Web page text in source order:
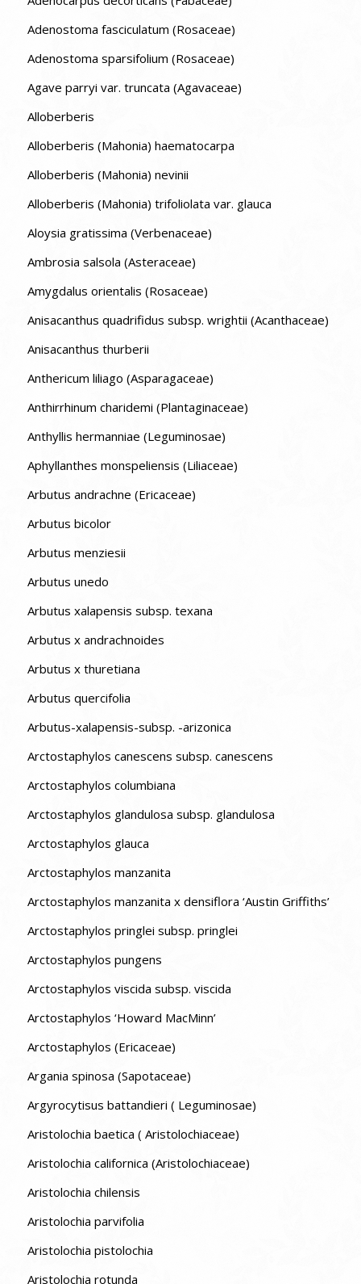
Adenostoma fasciculatum (Rosaceae)
Adenostoma sparsifolium (Rosaceae)
Agave parryi var. truncata (Agavaceae)
Alloberberis
Alloberberis (Mahonia) haematocarpa
Alloberberis (Mahonia) nevinii
Alloberberis (Mahonia) trifoliolata var. glauca
Aloysia gratissima (Verbenaceae)
Ambrosia salsola (Asteraceae)
Amygdalus orientalis (Rosaceae)
Anisacanthus quadrifidus subsp. wrightii (Acanthaceae)
Anisacanthus thurberii
Anthericum liliago (Asparagaceae)
Anthirrhinum charidemi (Plantaginaceae)
Anthyllis hermanniae (Leguminosae)
Aphyllanthes monspeliensis (Liliaceae)
Arbutus andrachne (Ericaceae)
Arbutus bicolor
Arbutus menziesii
Arbutus unedo
Arbutus xalapensis subsp. texana
Arbutus x andrachnoides
Arbutus x thuretiana
Arbutus quercifolia
Arbutus-xalapensis-subsp. -arizonica
Arctostaphylos canescens subsp. canescens
Arctostaphylos columbiana
Arctostaphylos glandulosa subsp. glandulosa
Arctostaphylos glauca
Arctostaphylos manzanita
Arctostaphylos manzanita x densiflora ‘Austin Griffiths’
Arctostaphylos pringlei subsp. pringlei
Arctostaphylos pungens
Arctostaphylos viscida subsp. viscida
Arctostaphylos ‘Howard MacMinn’
Arctostaphylos (Ericaceae)
Argania spinosa (Sapotaceae)
Argyrocytisus battandieri ( Leguminosae)
Aristolochia baetica ( Aristolochiaceae)
Aristolochia californica (Aristolochiaceae)
Aristolochia chilensis
Aristolochia parvifolia
Aristolochia pistolochia
Aristolochia rotunda